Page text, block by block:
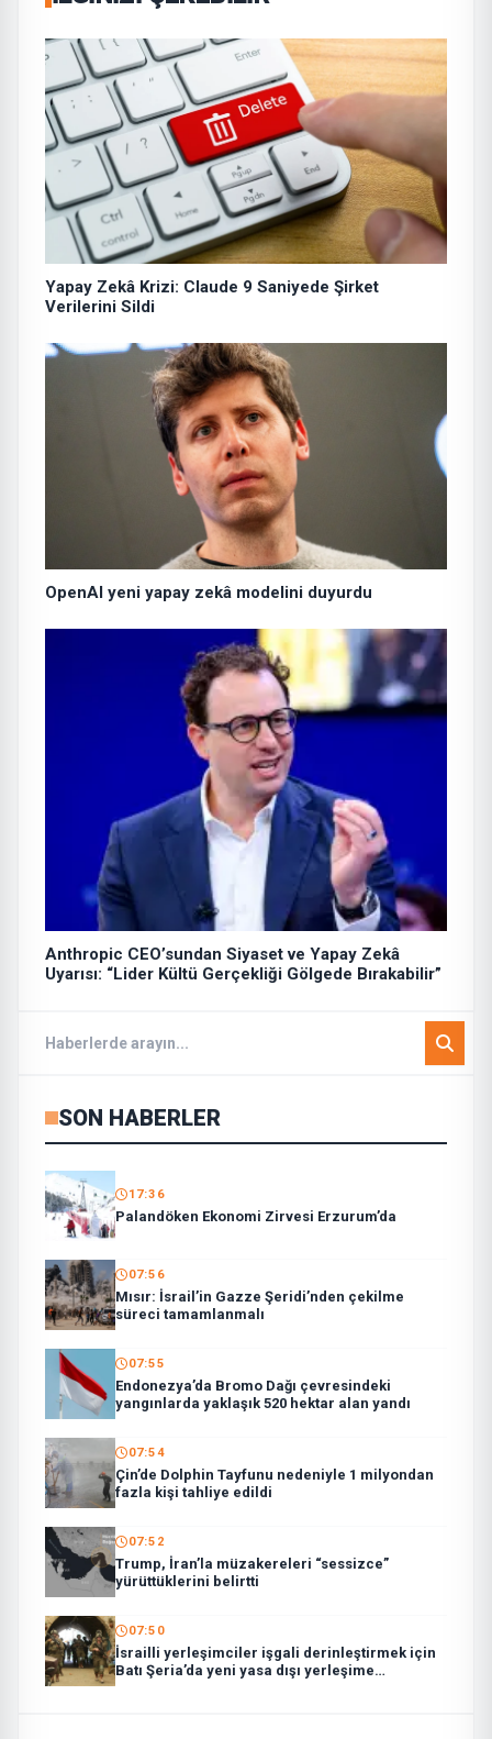
Yapay Zekâ Krizi: Claude 9 Saniyede Şirket
Verilerini Sildi
OpenAI yeni yapay zekâ modelini duyurdu
Anthropic CEO’sundan Siyaset ve Yapay Zekâ
Uyarısı: “Lider Kültü Gerçekliği Gölgede Bırakabilir”
SON HABERLER
17:36
Palandöken Ekonomi Zirvesi Erzurum’da
07:56
Mısır: İsrail’in Gazze Şeridi’nden çekilme
süreci tamamlanmalı
07:55
Endonezya’da Bromo Dağı çevresindeki
yangınlarda yaklaşık 520 hektar alan yandı
07:54
Çin’de Dolphin Tayfunu nedeniyle 1 milyondan
fazla kişi tahliye edildi
07:52
Trump, İran’la müzakereleri “sessizce”
yürüttüklerini belirtti
07:50
İsrailli yerleşimciler işgali derinleştirmek için
Batı Şeria’da yeni yasa dışı yerleşime